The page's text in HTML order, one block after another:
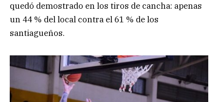
quedó demostrado en los tiros de cancha: apenas
un 44 % del local contra el 61 % de los
santiagueños.